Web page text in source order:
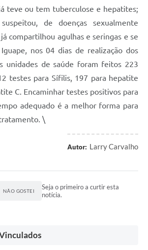
teve ou tem tuberculose e hepatites;
de doenças sexualmente
compartilhou agulhas e seringas e se
nos 04 dias de realização dos
unidades de saúde foram feitos 223
testes para Sífilis, 197 para hepatite
C. Encaminhar testes positivos para
adequado é a melhor forma para
\
Autor: Larry Carvalho
NÃO GOSTEI
Seja o primeiro a curtir esta
notícia.